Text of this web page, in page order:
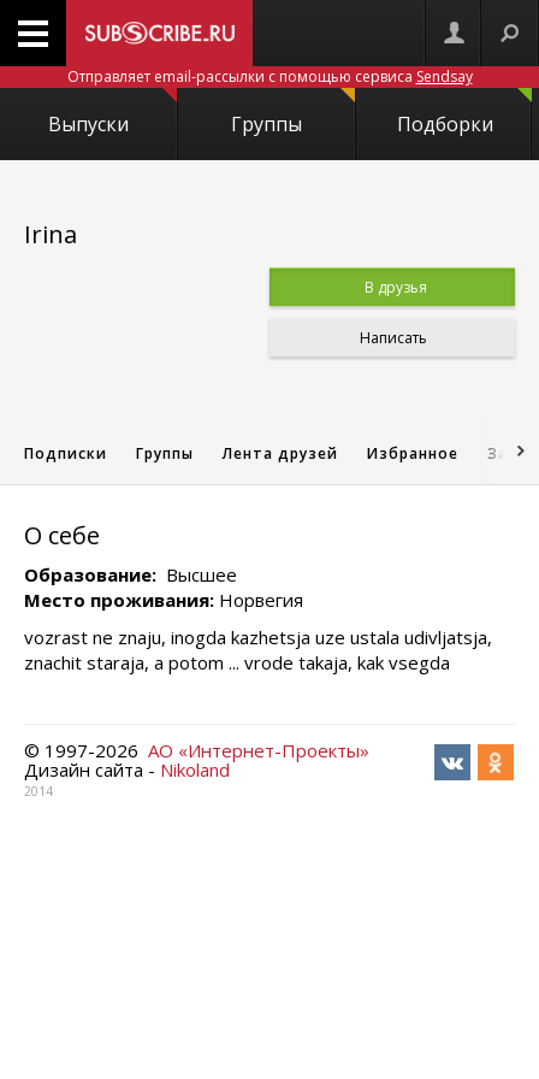
Отправляет email-рассылки с помощью сервиса Sendsay
Выпуски Группы Подборки
Irina
В друзья
Написать
Подписки Группы Лента друзей Избранное
О себе
Образование: Высшее
Место проживания: Норвегия
vozrast ne znaju, inogda kazhetsja uze ustala udivljatsja,
znachit staraja, a potom ... vrode takaja, kak vsegda
© 1997-2026 АО «Интернет-Проекты»
Дизайн сайта - Nikoland
2014